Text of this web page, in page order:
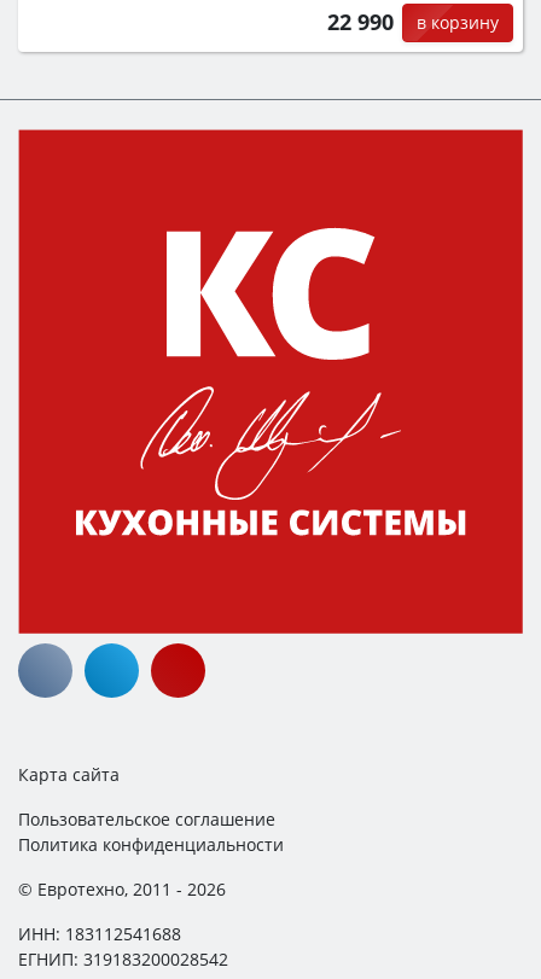
22 990 в корзину
Карта сайта
Пользовательское соглашение
Политика конфиденциальности
© Евротехно, 2011 - 2026
ИНН: 183112541688
ЕГНИП: 319183200028542